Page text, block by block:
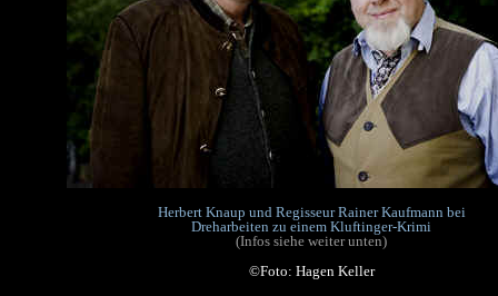
Herbert Knaup und Regisseur Rainer Kaufmann bei
Dreharbeiten zu einem Kluftinger-Krimi
(Infos siehe weiter unten)
©Foto: Hagen Keller